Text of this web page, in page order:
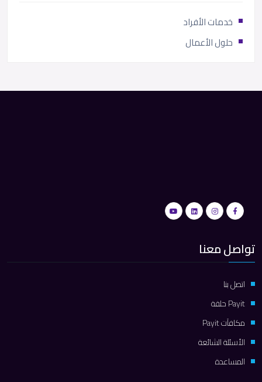
خدمات الأفراد
حلول الأعمال
تواصل معنا
اتصل بنا
Payit حلقة
مكافآت Payit
الأسئلة الشائعة
المساعدة